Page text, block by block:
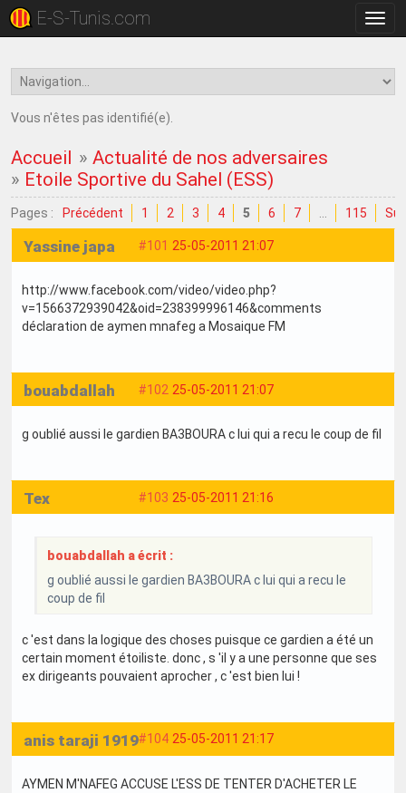
la
E-S-Tunis.com
Vous n'êtes pas identifié(e).
Accueil »Actualité de nos adversaires
» Etoile Sportive du Sahel (ESS)
Pages : Précédent 1 2 3 4 5 6 7 115
#101 25-05-2011 21:07
Yassine japa
http://www.facebook.com/video/video.php?
v=1566372939042&oid=238399996146&comments
déclaration de aymen mnafeg a Mosaique FM
#102 25-05-2011 21:07
bouabdallah
g oublié aussi le gardien BA3BOURA c lui qui a recu le coup de fil
#103 25-05-2011 21:16
Tex
bouabdallah a écrit :
g oublié aussi le gardien BA3BOURA c lui qui a recu le
coup de fil
c 'est dans la logique des choses puisque ce gardien a été un
certain moment étoiliste. donc , s 'il y a une personne que ses
ex dirigeants pouvaient aprocher , c 'est bien lui !
#104 25-05-2011 21:17
anis taraji 1919
AYMEN M'NAFEG ACCUSE L'ESS DE TENTER D'ACHETER LE